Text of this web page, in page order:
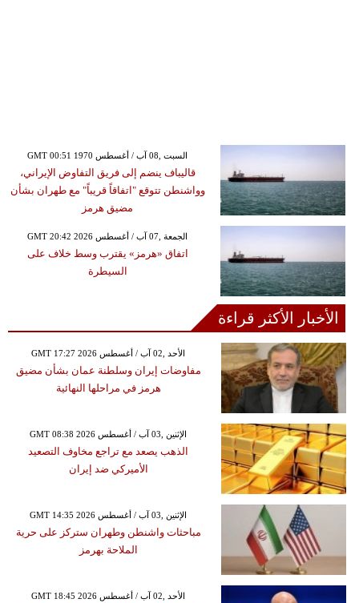
GMT 00:51 1970 السبت ,08 آب / أغسطس
قاليباف ينضم إلى فريق التفاوض الإيراني،
وواشنطن تتوقع "اتفاقاً قريباً" مع طهران بشأن
مضيق هرمز
GMT 20:42 2026 الجمعة ,07 آب / أغسطس
اتفاق «هرمز» يقترب وسط خلاف على
السيطرة
الأخبار الأكثر قراءة
GMT 17:27 2026 الأحد ,02 آب / أغسطس
مفاوضات إيران وسلطنة عمان بشأن مضيق
هرمز في مراحلها النهائية
GMT 08:38 2026 الإثنين ,03 آب / أغسطس
الذهب يصعد مع تراجع مخاوف التصعيد
الأميركي ضد إيران
GMT 14:35 2026 الإثنين ,03 آب / أغسطس
مباحثات واشنطن وطهران ستركز على حرية
الملاحة بهرمز
GMT 18:45 2026 الأحد ,02 آب / أغسطس